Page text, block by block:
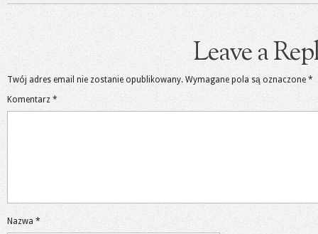
Leave a
Twój adres email nie zostanie opublikowany. Wymagane pola są oznaczone *
Komentarz *
Nazwa *